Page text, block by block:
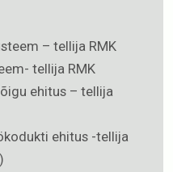
– tellija RMK
tellija RMK
ehitus – tellija
ehitus -tellija